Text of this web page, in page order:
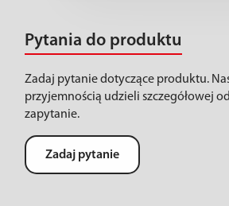
Pytania do produktu
Zadaj pytanie dotyczące produktu.
przyjemnością udzieli szczegółowej
zapytanie.
Zadaj pytanie